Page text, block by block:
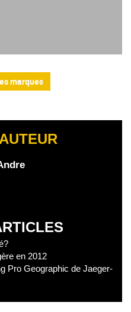
marques
en 2012
Pro Geographic de Jaeger-